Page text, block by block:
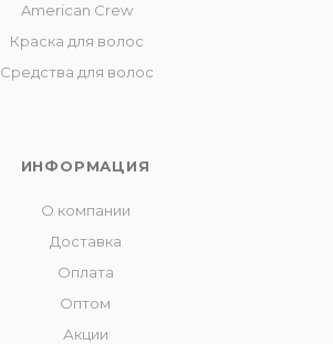
American Crew
Краска для волос
Средства для волос
ИНФОРМАЦИЯ
О компании
Доставка
Оплата
Оптом
Акции